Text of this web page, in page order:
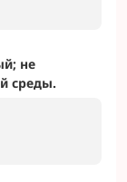
не
среды.